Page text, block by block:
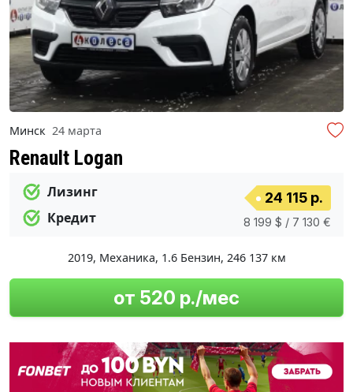
Минск 24 марта
Renault Logan
Лизинг
Кредит
24 115 р.
8 199 $ / 7 130 €
2019, Механика, 1.6 Бензин, 246 137 км
от 520 р./мес